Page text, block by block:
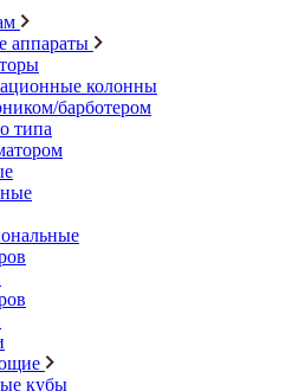
аппараты
колонны
барботером
типа
кубы